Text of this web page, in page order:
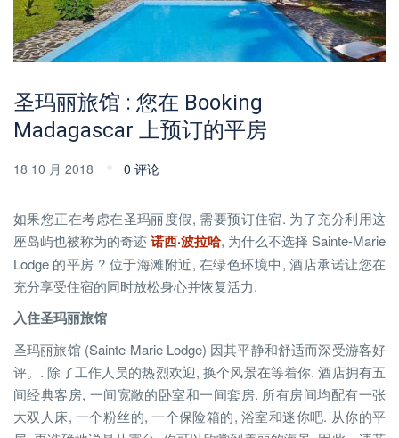
圣玛丽旅馆 : 您在 Booking
Madagascar 上预订的平房
18 10 月 2018 0 评论
如果您正在考虑在圣玛丽度假, 需要预订住宿. 为了充分利用这
座岛屿也被称为的奇迹诺西·波拉哈, 为什么不选择 Sainte-Marie
Lodge 的平房 ? 位于海滩附近, 在绿色环境中, 酒店承诺让您在
充分享受住宿的同时放松身心并恢复活力.
入住圣玛丽旅馆
圣玛丽旅馆 (Sainte-Marie Lodge) 因其平静和舒适而深受游客好
评。. 除了工作人员的热烈欢迎, 换个风景在等着你. 酒店拥有五
间经典客房, 一间宽敞的卧室和一间套房. 所有房间均配有一张
大双人床, 一个粉丝的, 一个保险箱的, 浴室和迷你吧. 从你的平